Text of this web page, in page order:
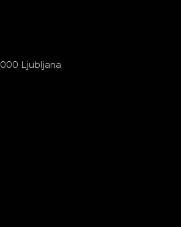
Ljubljana